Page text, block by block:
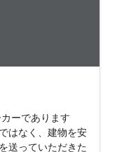
ーであります
はなく、建物を安
送っていただきた